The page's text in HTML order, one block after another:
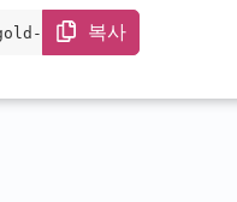
6258r" t
복사